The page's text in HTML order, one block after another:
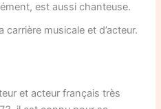
est aussi chanteuse.
musicale et d’acteur.
et acteur français très